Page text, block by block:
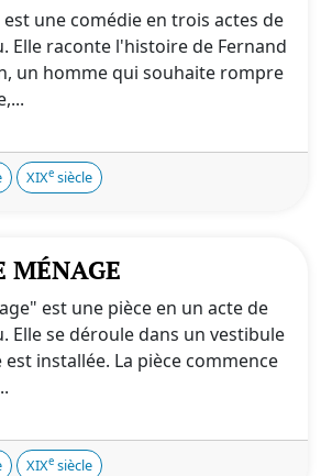
une comédie en trois actes de
Elle raconte l'histoire de Fernand
un homme qui souhaite rompre
XIXe siècle
MÉNAGE
est une pièce en un acte de
Elle se déroule dans un vestibule
installée. La pièce commence
XIXe siècle